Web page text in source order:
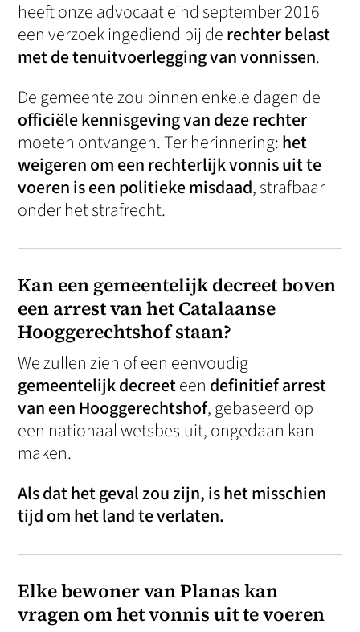
heeft onze advocaat eind september 2016
een verzoek ingediend bij derechter belast
met de tenuitvoerlegging van vonnissen.
De gemeente zou binnen enkele dagen de
officiële kennisgeving van deze rechter
moeten ontvangen. Ter herinnering:het
weigeren om een rechterlijk vonnis uit te
voeren is een politieke misdaad, strafbaar
onder het strafrecht.
Kan een gemeentelijk decreet boven
een arrest van het Catalaanse
Hooggerechtshof staan?
We zullen zien of een eenvoudig
gemeentelijk decreeteen definitief arrest
van een Hooggerechtshof, gebaseerd op
een nationaal wetsbesluit, ongedaan kan
maken.
Als dat het geval zou zijn, is het misschien
tijd om het land te verlaten.
Elke bewoner van Planas kan
vragen om het vonnis uit te voeren